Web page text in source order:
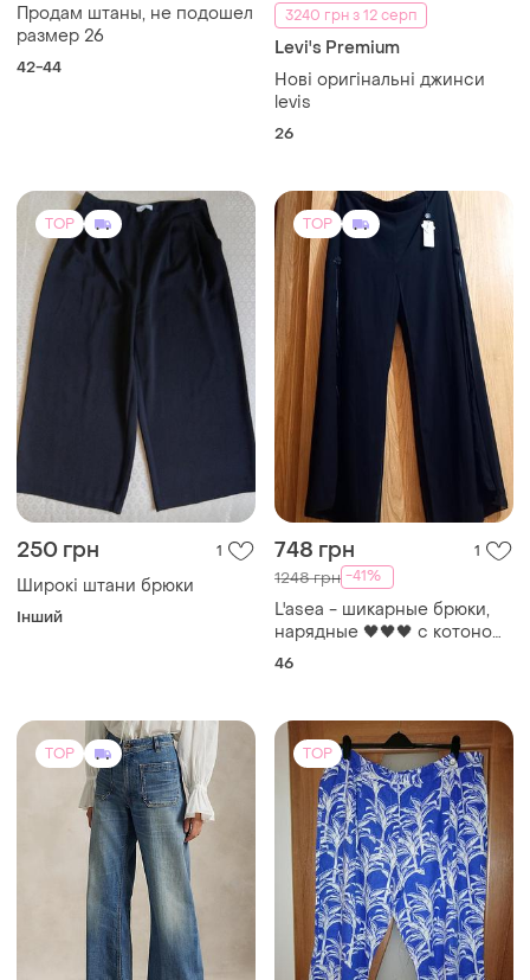
Продам штаны, не подошел
размер 26
42-44
3240 грн з 12 серп
Levi's Premium
Нові оригінальні джинси
levis
26
TOP
250 грн 1
Широкі штани брюки
Інший
TOP
748 грн 1
1248 грн -41%
L'asea - шикарные брюки,
нарядные 🖤🖤🖤 с котоном,
шифоном, турция 🖤🖤🖤
46
TOP TOP